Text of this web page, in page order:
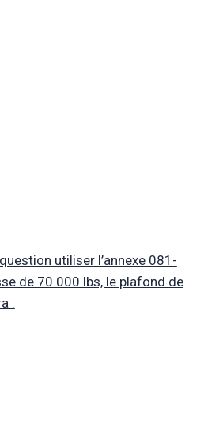
utiliser l’annexe 081-
de 70 000 lbs, le plafond de
: